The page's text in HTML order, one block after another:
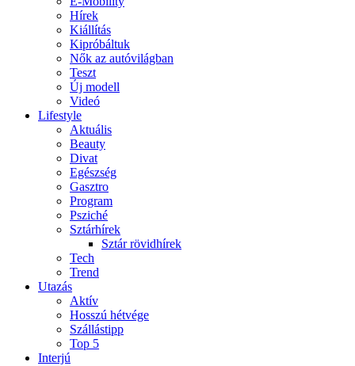
Hírek
Kiállítás
Kipróbáltuk
Nők az autóvilágban
Teszt
Új modell
Videó
Lifestyle
Aktuális
Beauty
Divat
Egészség
Gasztro
Program
Psziché
Sztárhírek
Sztár rövidhírek
Tech
Trend
Utazás
Aktív
Hosszú hétvége
Szállástipp
Top 5
Interjú